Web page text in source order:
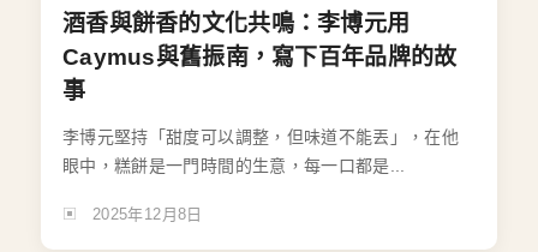
酒香與餅香的文化共鳴：李博元用
Caymus與舊振南，寫下百年品牌的故
事
李博元堅持「甜度可以調整，但味道不能丟」，在他
眼中，糕餅是一門時間的生意，每一口都是...
2025年12月8日